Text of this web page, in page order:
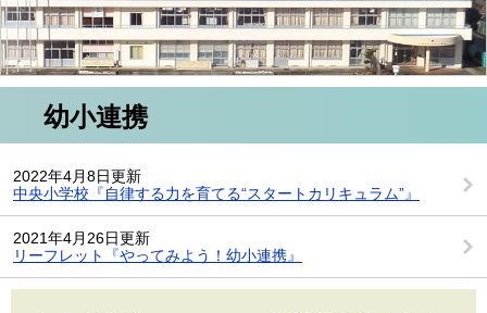
幼小連携
2022年4月8日更新
中央小学校『自律する力を育てる“スタートカリキュラム”』
2021年4月26日更新
リーフレット『やってみよう！幼小連携』